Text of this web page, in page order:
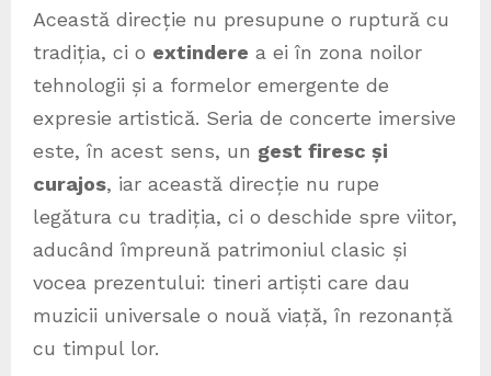
Această direcție nu presupune o ruptură cu
tradiția, ci o extindere a ei în zona noilor
tehnologii și a formelor emergente de
expresie artistică. Seria de concerte imersive
este, în acest sens, un gest firesc și
curajos, iar această direcție nu rupe
legătura cu tradiția, ci o deschide spre viitor,
aducând împreună patrimoniul clasic și
vocea prezentului: tineri artiști care dau
muzicii universale o nouă viață, în rezonanță
cu timpul lor.